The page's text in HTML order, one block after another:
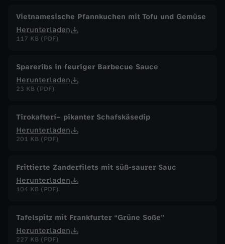
Vietnamesische Pfannkuchen mit Tofu und Gemüse
Herunterladen
117 KB (PDF)
Spareribs in feuriger Barbecue Sauce
Herunterladen
23 KB (PDF)
Tirokafterí– pikanter Schafskäsedip
Herunterladen
201 KB (PDF)
Frittierte Zanderfilets mit süß-saurer Sauc
Herunterladen
104 KB (PDF)
Tafelspitz mit Frankfurter “Grüne Soße”
Herunterladen
227 KB (PDF)